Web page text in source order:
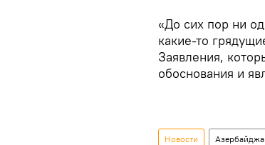
«До сих пор ни
какие-то
Заявления,
обоснования и
Новости